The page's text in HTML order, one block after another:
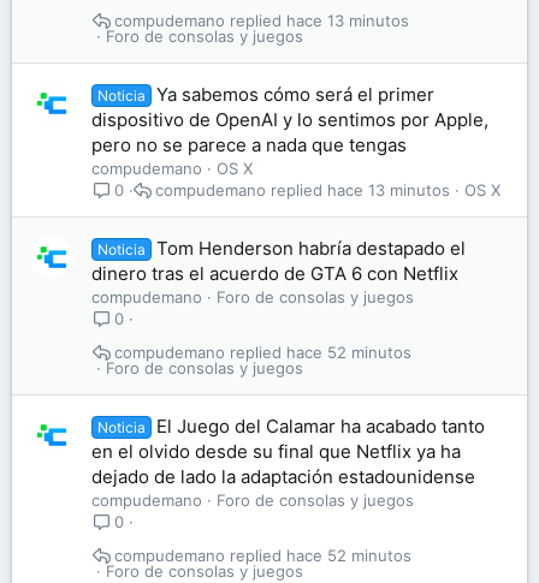
Foro de consolas y juegos
hace 13 minutos
compudemano
Noticia
Ya sabemos cómo será el primer
dispositivo de OpenAI y lo sentimos por Apple,
pero no se parece a nada que tengas
compudemano
OS X
0
OS X
hace 13 minutos
compudemano
Noticia
Tom Henderson habría destapado el
dinero tras el acuerdo de GTA 6 con Netflix
compudemano
Foro de consolas y juegos
0
Foro de consolas y juegos
hace 52 minutos
compudemano
Noticia
El Juego del Calamar ha acabado tanto
en el olvido desde su final que Netflix ya ha
dejado de lado la adaptación estadounidense
compudemano
Foro de consolas y juegos
0
Foro de consolas y juegos
hace 52 minutos
compudemano